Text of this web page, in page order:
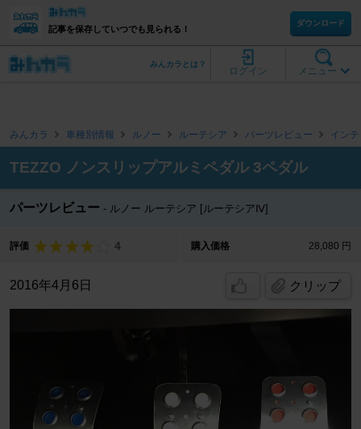
記事を保存していつでも見られる！
ダウンロード
メニュー
ログイン
みんカラとは？
みんカラ 車種別情報 ルノー ルーテシア パーツレビュー イン
TEZZO ノンスリップアルミペダル 3ペダル
パーツレビュー ルノー ルーテシア [ルーテシアⅣ]
評価 4 購入価格 28,080 円
2016年4月6日 クリップ